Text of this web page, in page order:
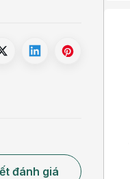
hợp giữa
đánh giá